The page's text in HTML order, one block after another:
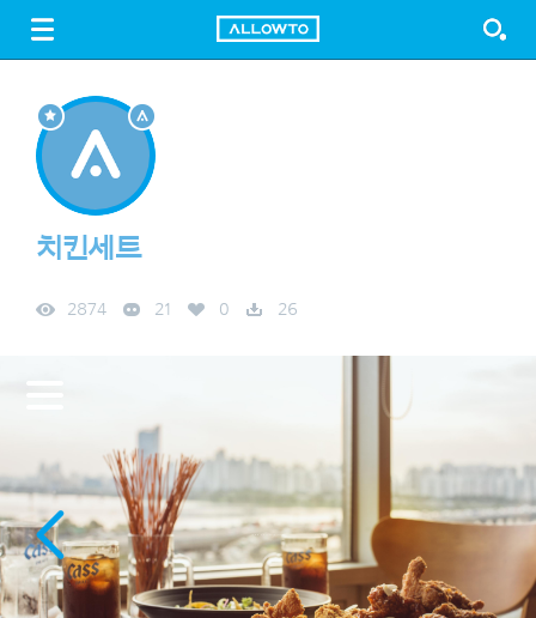
FREE DOWNLOAD
치킨세트
2874 21 0 26